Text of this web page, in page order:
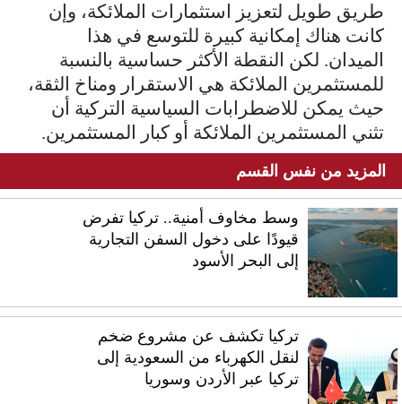
طريق طويل لتعزيز استثمارات الملائكة، وإن
كانت هناك إمكانية كبيرة للتوسع في هذا
الميدان. لكن النقطة الأكثر حساسية بالنسبة
للمستثمرين الملائكة هي الاستقرار ومناخ الثقة،
حيث يمكن للاضطرابات السياسية التركية أن
تثني المستثمرين الملائكة أو كبار المستثمرين.
المزيد من نفس القسم
وسط مخاوف أمنية.. تركيا تفرض
قيودًا على دخول السفن التجارية
إلى البحر الأسود
تركيا تكشف عن مشروع ضخم
لنقل الكهرباء من السعودية إلى
تركيا عبر الأردن وسوريا